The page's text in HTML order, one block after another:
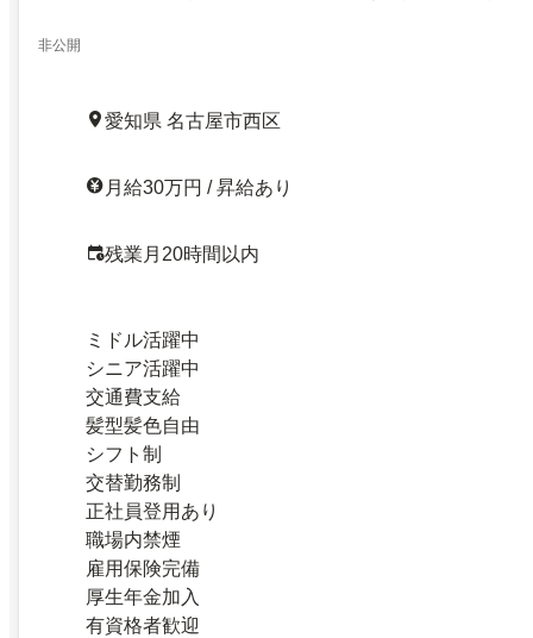
非公開
愛知県 名古屋市西区
月給30万円 / 昇給あり
残業月20時間以内
ミドル活躍中
シニア活躍中
交通費支給
髪型髪色自由
シフト制
交替勤務制
正社員登用あり
職場内禁煙
雇用保険完備
厚生年金加入
有資格者歓迎